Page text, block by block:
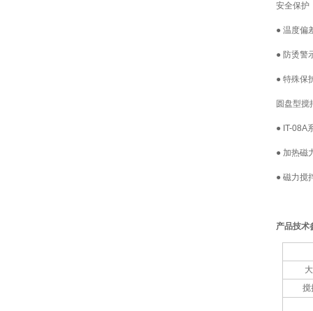
安全保护
● 温度偏
● 防烫警
● 特殊保
圆盘型搅
● IT-08A
● 加热磁
● 磁力搅
产品技术
搅